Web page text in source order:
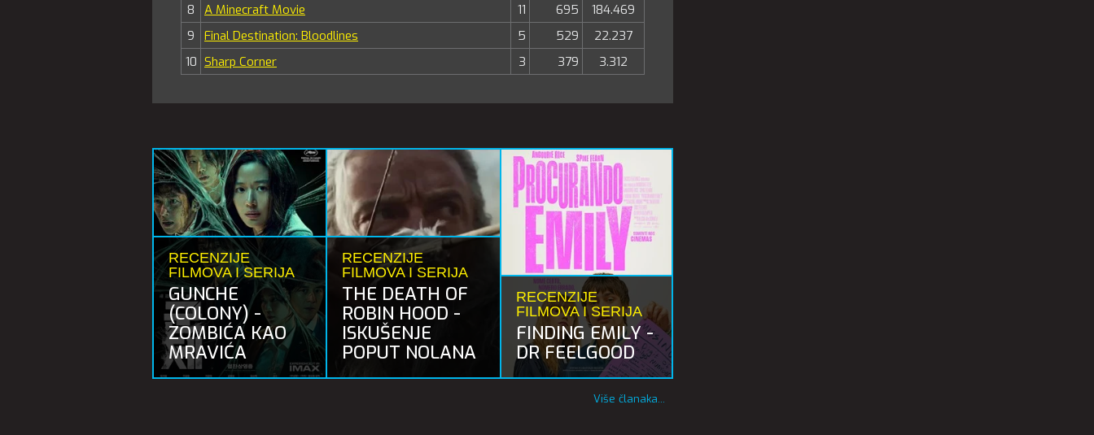
8
A Minecraft Movie 11 695
184.469
9
Final Destination: Bloodlines 5 529
22.237
10 Sharp Corner 3 379 3.312
RECENZIJE
FILMOVA I SERIJA
GUNCHE
(COLONY) -
ZOMBIĆA KAO
MRAVIĆA
RECENZIJE
FILMOVA I SERIJA
THE DEATH OF
ROBIN HOOD -
ISKUŠENJE
POPUT NOLANA
RECENZIJE
FILMOVA I SERIJA
FINDING EMILY -
DR FEELGOOD
Više članaka...